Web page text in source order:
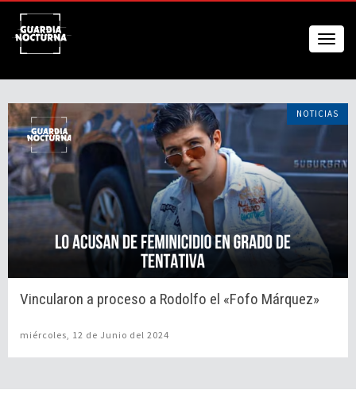
NOTICIAS
Vincularon a proceso a Rodolfo el «Fofo Márquez»
miércoles, 12 de Junio del 2024